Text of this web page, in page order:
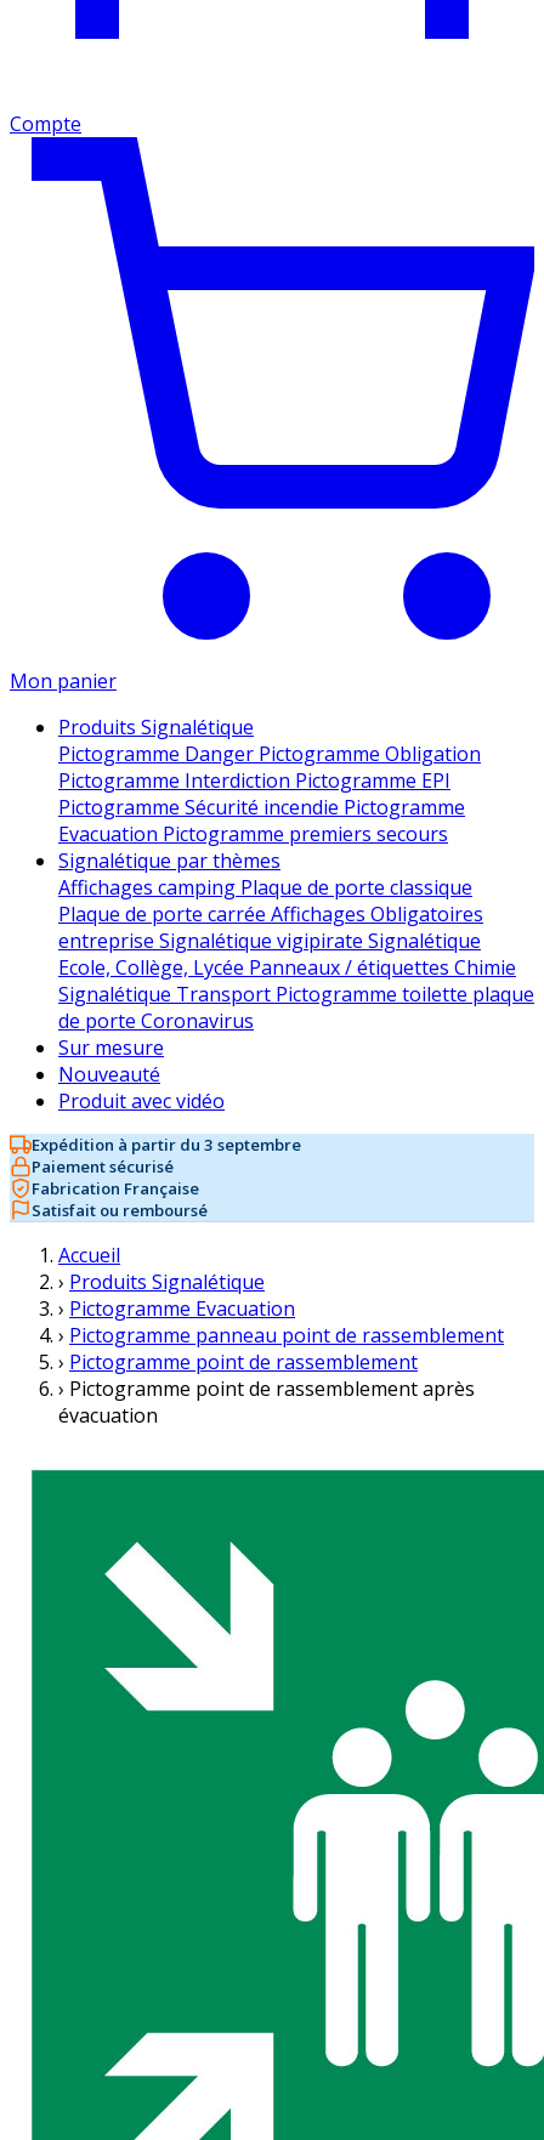
Compte
Mon panier
Produits Signalétique
Pictogramme Danger Pictogramme Obligation
Pictogramme Interdiction Pictogramme EPI
Pictogramme Sécurité incendie Pictogramme
Evacuation Pictogramme premiers secours
Signalétique par thèmes
Affichages camping Plaque de porte classique
Plaque de porte carrée Affichages Obligatoires
entreprise Signalétique vigipirate Signalétique
Ecole, Collège, Lycée Panneaux / étiquettes Chimie
Signalétique Transport Pictogramme toilette plaque
de porte Coronavirus
Sur mesure
Nouveauté
Produit avec vidéo
Expédition à partir du 3 septembre
Paiement sécurisé
Fabrication Française
Satisfait ou remboursé
Accueil
› Produits Signalétique
› Pictogramme Evacuation
› Pictogramme panneau point de rassemblement
› Pictogramme point de rassemblement
› Pictogramme point de rassemblement après
évacuation